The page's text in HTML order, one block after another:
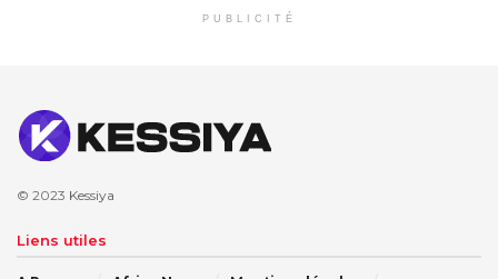
PUBLICITÉ
© 2023 Kessiya
Liens utiles